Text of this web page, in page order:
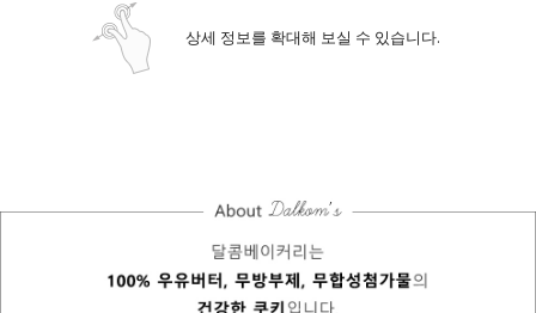
상세 정보를 확대해 보실 수 있습니다.